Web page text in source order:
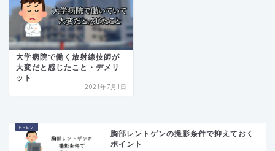
大学病院で働く放射線技師が
大変だと感じたこと・デメリ
ット
2021年7月1日
胸部レントゲンの撮影条件で抑えておく
ポイント